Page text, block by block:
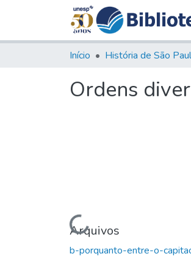
Início História de São
Ordens
Carregando...
Arquivos
b-porquanto-entre-o-